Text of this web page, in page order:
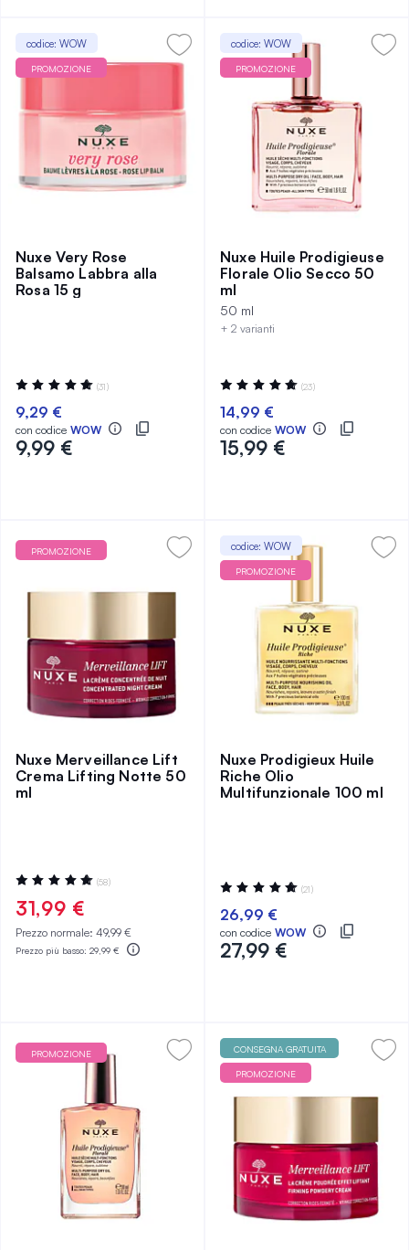
codice: WOW
PROMOZIONE
Nuxe Very Rose
Balsamo Labbra alla
Rosa 15 g
Valutazione:
98%
(31)
9,29 €
con codice WOW
9,99 €
codice: WOW
PROMOZIONE
Nuxe Huile Prodigieuse
Florale Olio Secco 50
ml
50 ml
+ 2 varianti
Valutazione:
97%
(23)
14,99 €
con codice WOW
15,99 €
PROMOZIONE
Nuxe Merveillance Lift
Crema Lifting Notte 50
ml
Valutazione:
99%
(58)
31,99 €
Prezzo normale: 49,99 €
Prezzo più basso: 29,99 €
codice: WOW
PROMOZIONE
Nuxe Prodigieux Huile
Riche Olio
Multifunzionale 100 ml
Valutazione:
99%
(21)
26,99 €
con codice WOW
27,99 €
PROMOZIONE CONSEGNA GRATUITA
PROMOZIONE